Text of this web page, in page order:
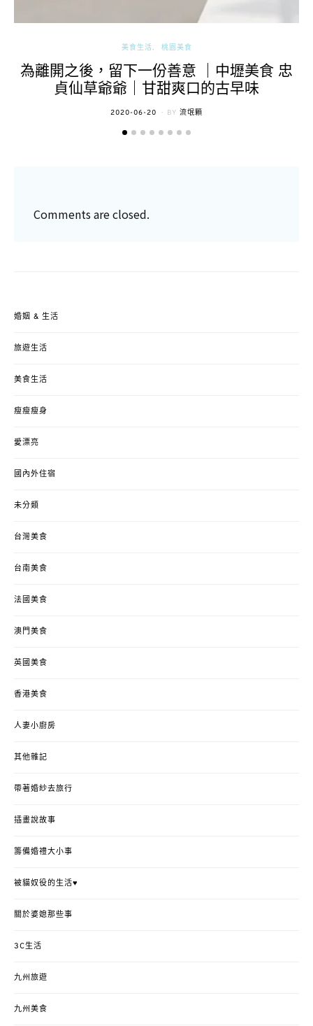
美食生活 桃園美食
為離開之後，留下一份善意 ｜中壢美食 忠
貞仙草爺爺｜甘甜爽口的古早味
POSTED
2020-06-20 BY 流氓顆
Comments are closed.
婚姻 & 生活
旅遊生活
美食生活
瘦瘦瘦身
愛漂亮
國內外住宿
未分類
台灣美食
台南美食
法國美食
澳門美食
英國美食
香港美食
人妻小廚房
其他雜記
帶著婚紗去旅行
插畫說故事
籌備婚禮大小事
被貓奴役的生活♥
關於婆媳那些事
3C生活
九州旅遊
九州美食